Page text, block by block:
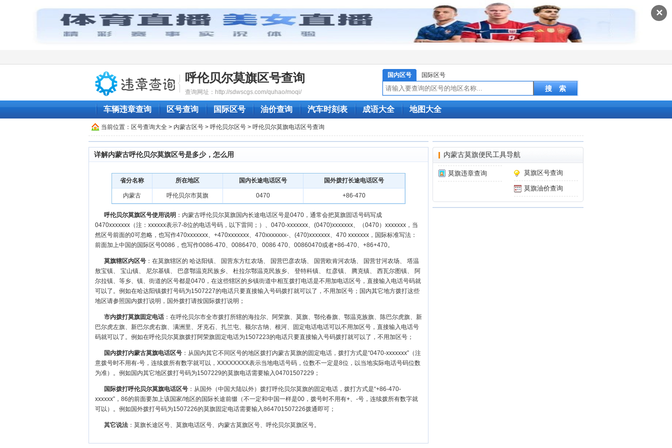
✕
呼伦贝尔莫旗区号查询
查询网址：http://sdwscgs.com/quhao/moqi/
国内区号 国际区号
车辆违章查询 区号查询 国际区号 油价查询 汽车时刻表 成语大全 地图大全
当前位置： 区号查询大全 > 内蒙古区号 > 呼伦贝尔区号 > 呼伦贝尔莫旗电话区号查询
详解内蒙古呼伦贝尔莫旗区号是多少，怎么用
省分名称 所在地区 国内长途电话区号 国外拨打长途电话区号
内蒙古 呼伦贝尔市莫旗 0470 +86-470
呼伦贝尔莫旗区号使用说明 ：内蒙古呼伦贝尔莫旗国内长途电话区号是0470，通常会把莫旗固话号码写成
0470xxxxxxx（注：xxxxxx表示7-8位的电话号码，以下雷同；）、0470-xxxxxxx、(0470)xxxxxxx、（0470）xxxxxxx，当
然区号前面的0可忽略，也写作470xxxxxxx、+470xxxxxxx、470xxxxxxx-、(470)xxxxxxx、470 xxxxxxx，国际标准写法：
前面加上中国的国际区号0086，也写作0086-470、0086470、0086 470、00860470或者+86-470、+86+470。
莫旗辖区内区号 ：在莫旗辖区的 哈达阳镇、 国营东方红农场、 国营巴彦农场、 国营欧肯河农场、 国营甘河农场、 塔温
敖宝镇、 宝山镇、 尼尔基镇、 巴彦鄂温克民族乡、 杜拉尔鄂温克民族乡、 登特科镇、 红彦镇、 腾克镇、 西瓦尔图镇、 阿
尔拉镇、等乡、镇、街道的区号都是0470，在这些辖区的乡镇街道中相互拨打电话是不用加电话区号，直接输入电话号码就
可以了。例如在哈达阳镇拨打号码为1507227的电话只要直接输入号码拨打就可以了，不用加区号；国内其它地方拨打这些
地区请参照国内拨打说明，国外拨打请按国际拨打说明；
市内拨打莫旗固定电话 ：在呼伦贝尔市全市拨打所辖的海拉尔、 阿荣旗、 莫旗、 鄂伦春旗、 鄂温克族旗、 陈巴尔虎旗、 新
巴尔虎左旗、 新巴尔虎右旗、 满洲里、 牙克石、 扎兰屯、 额尔古纳、 根河、固定电话电话可以不用加区号，直接输入电话号
码就可以了。例如在呼伦贝尔莫旗拨打阿荣旗固定电话为1507223的电话只要直接输入号码拨打就可以了，不用加区号；
国内拨打内蒙古莫旗电话区号 ：从国内其它不同区号的地区拨打内蒙古莫旗的固定电话，拨打方式是“0470-xxxxxxx”（注
意拨号时不用有-号，连续拨所有数字就可以，XXXXXXXX表示当地电话号码，位数不一定是8位，以当地实际电话号码位数
为准）。例如国内其它地区拨打号码为1507229的莫旗电话需要输入04701507229；
国际拨打呼伦贝尔莫旗电话区号 ：从国外（中国大陆以外）拨打呼伦贝尔莫旗的固定电话，拨打方式是“+86-470-
xxxxxx”，86的前面要加上该国家/地区的国际长途前缀（不一定和中国一样是00，拨号时不用有+、-号，连续拨所有数字就
可以）。例如国外拨打号码为1507226的莫旗固定电话需要输入864701507226拨通即可；
其它说法 ：莫旗长途区号、莫旗电话区号、内蒙古莫旗区号、呼伦贝尔莫旗区号。
内蒙古莫旗便民工具导航
莫旗区号查询
莫旗违章查询
莫旗油价查询